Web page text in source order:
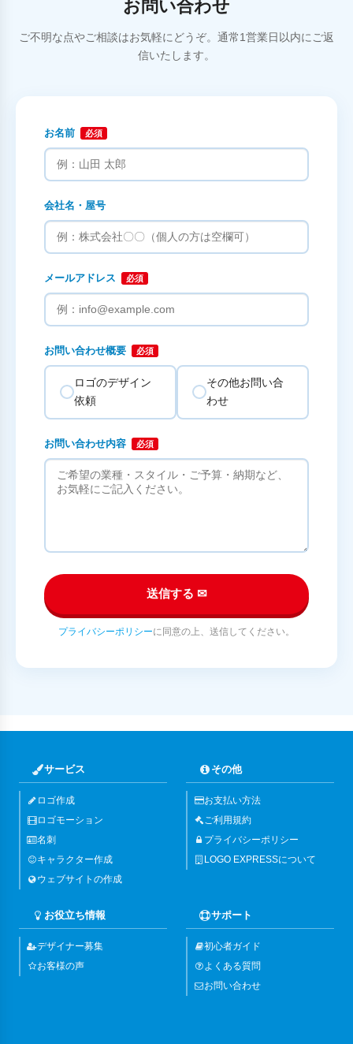
お問い合わせ
ご不明な点やご相談はお気軽にどうぞ。通常1営業日以内にご返
信いたします。
お名前 必須
会社名・屋号
メールアドレス 必須
お問い合わせ概要 必須
ロゴのデザイン
依頼
その他お問い合
わせ
お問い合わせ内容 必須
送信する ✉
プライバシーポリシーに同意の上、送信してください。
サービス
ロゴ作成
ロゴモーション
名刺
キャラクター作成
ウェブサイトの作成
その他
お支払い方法
ご利用規約
プライバシーポリシー
LOGO EXPRESSについて
お役立ち情報
デザイナー募集
お客様の声
サポート
初心者ガイド
よくある質問
お問い合わせ